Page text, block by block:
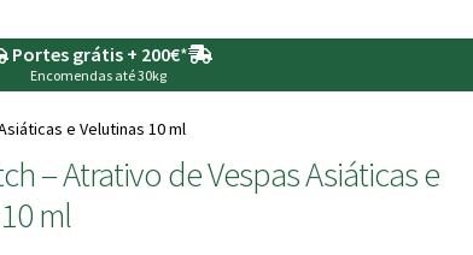
Portes grátis + 200€*
Encomendas até 30kg
e Velutinas 10 ml
– Atrativo de Vespas Asiáticas e
ml